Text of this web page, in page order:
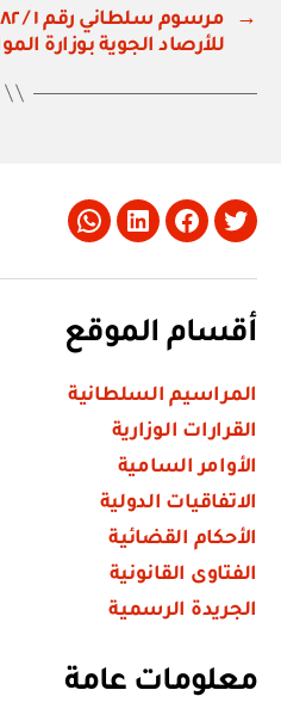
→
للأرصاد الجوية بوزارة
Twitter
Facebook
LinkedIn
Whatsapp
أقسام الموقع
المراسيم السلطانية
القرارات الوزارية
الأوامر السامية
الاتفاقيات الدولية
الأحكام القضائية
الفتاوى القانونية
الجريدة الرسمية
معلومات عامة